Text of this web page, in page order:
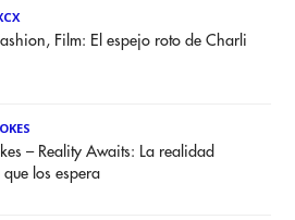
Film: El espejo roto de Charli
– Reality Awaits: La realidad
los espera